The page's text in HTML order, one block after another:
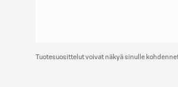
Tuotesuosittelut voivat näkyä sinulle